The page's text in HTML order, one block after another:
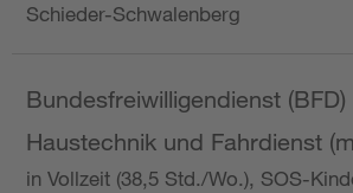
Schieder-Schwalenberg
Bundesfreiwilligendienst
Haustechnik und Fahrdienst
in Vollzeit (38,5 Std./Wo.), SOS-